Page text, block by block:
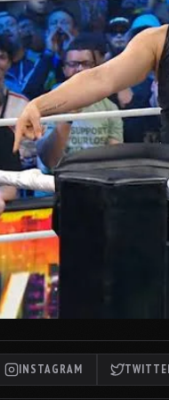
INSTAGRAM